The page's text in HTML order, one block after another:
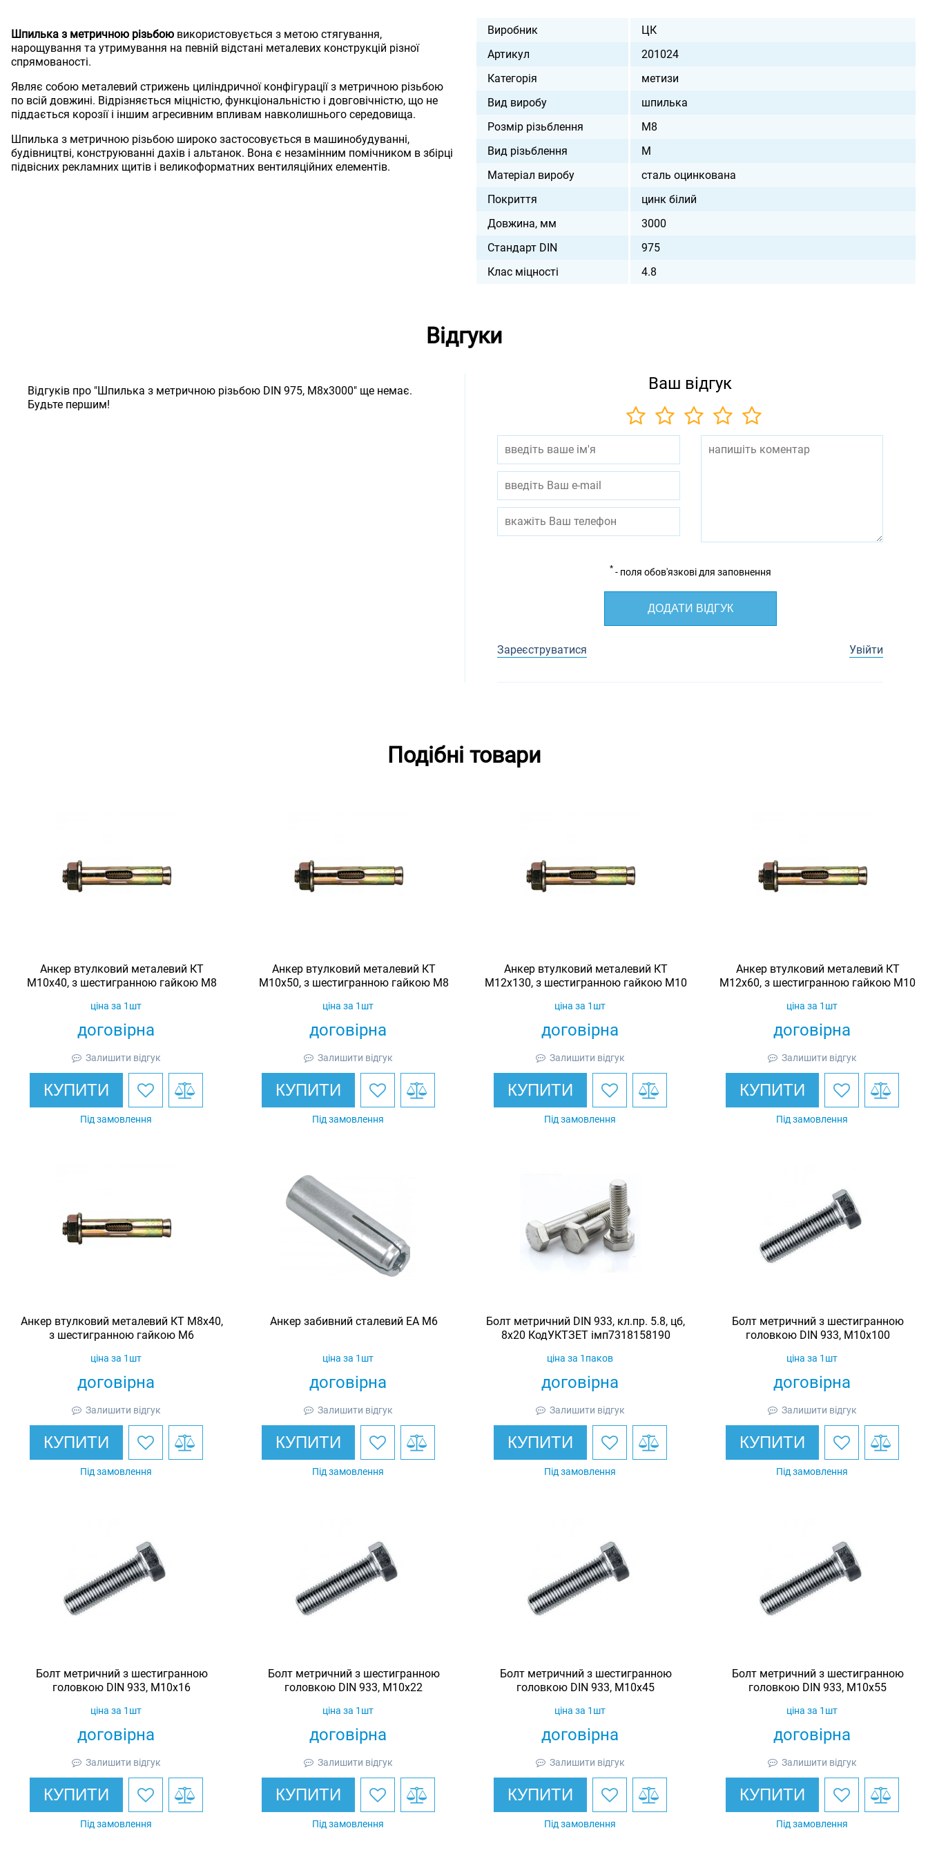
Шпилька з метричною різьбою використовується з метою стягування,
нарощування та утримування на певній відстані металевих конструкцій різної
спрямованості.
Являє собою металевий стрижень циліндричної конфігурації з метричною різьбою
по всій довжині. Відрізняється міцністю, функціональністю і довговічністю, що не
піддається корозії і іншим агресивним впливам навколишнього середовища.
Шпилька з метричною різьбою широко застосовується в машинобудуванні,
будівництві, конструюванні дахів і альтанок. Вона є незамінним помічником в збірці
підвісних рекламних щитів і великоформатних вентиляційних елементів.
Виробник
ЦК
Артикул
201024
Категорія
метизи
Вид виробу
шпилька
Розмір різьблення
М8
Вид різьблення
M
Матеріал виробу
сталь оцинкована
Покриття
цинк білий
Довжина, мм
3000
Стандарт DIN
975
Клас міцності
4.8
Відгуки
Відгуків про "Шпилька з метричною різьбою DIN 975, М8х3000" ще немає.
Будьте першим!
Ваш відгук
* - поля обов'язкові для заповнення
ДОДАТИ ВІДГУК
Зареєструватися Увійти
Подібні товари
Анкер втулковий металевий КТ
М10х40, з шестигранною гайкою М8
договірна
ціна за 1шт
Залишити відгук
КУПИТИ
Під замовлення
Анкер втулковий металевий КТ
М10х50, з шестигранною гайкою М8
договірна
ціна за 1шт
Залишити відгук
КУПИТИ
Під замовлення
Анкер втулковий металевий КТ
М12х130, з шестигранною гайкою М10
договірна
ціна за 1шт
Залишити відгук
КУПИТИ
Під замовлення
Анкер втулковий металевий КТ
М12х60, з шестигранною гайкою М10
договірна
ціна за 1шт
Залишити відгук
КУПИТИ
Під замовлення
Анкер втулковий металевий КТ М8х40,
з шестигранною гайкою М6
договірна
ціна за 1шт
Залишити відгук
КУПИТИ
Під замовлення
Анкер забивний сталевий EA M6
договірна
ціна за 1шт
Залишити відгук
КУПИТИ
Під замовлення
Болт метричний DIN 933, кл.пр. 5.8, цб,
8х20 КодУКТЗЕТ імп7318158190
договірна
ціна за 1паков
Залишити відгук
КУПИТИ
Під замовлення
Болт метричний з шестигранною
головкою DIN 933, М10х100
договірна
ціна за 1шт
Залишити відгук
КУПИТИ
Під замовлення
Болт метричний з шестигранною
головкою DIN 933, М10х16
договірна
ціна за 1шт
Залишити відгук
КУПИТИ
Під замовлення
Болт метричний з шестигранною
головкою DIN 933, М10х22
договірна
ціна за 1шт
Залишити відгук
КУПИТИ
Під замовлення
Болт метричний з шестигранною
головкою DIN 933, М10х45
договірна
ціна за 1шт
Залишити відгук
КУПИТИ
Під замовлення
Болт метричний з шестигранною
головкою DIN 933, М10х55
договірна
ціна за 1шт
Залишити відгук
КУПИТИ
Під замовлення